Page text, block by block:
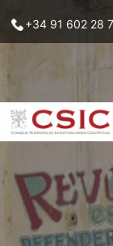
+34 91 602 28